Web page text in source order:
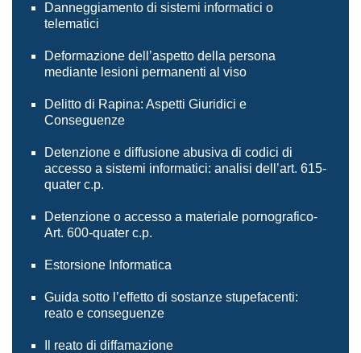
Danneggiamento di sistemi informatici o
telematici
Deformazione dell’aspetto della persona
mediante lesioni permanenti al viso
Delitto di Rapina: Aspetti Giuridici e
Conseguenze
Detenzione e diffusione abusiva di codici di
accesso a sistemi informatici: analisi dell’art. 615-
quater c.p.
Detenzione o accesso a materiale pornografico-
Art. 600-quater c.p.
Estorsione Informatica
Guida sotto l’effetto di sostanze stupefacenti:
reato e conseguenze
Il reato di diffamazione